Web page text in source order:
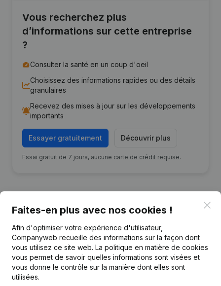
Vous recherchez plus
d’informations sur cette entreprise
?
Consulter la santé en un coup d'oeil
Choisissez des informations rapides ou des détails
granulaires
Recevez des mises à jour sur les développements
importants
Essayer gratuitement Découvrir plus
Essai gratuit de 7 jours, aucune carte de crédit requise.
Date Publication
Faites-en plus avec nos cookies !
Afin d'optimiser votre expérience d'utilisateur,
Companyweb recueille des informations sur la façon dont
vous utilisez ce site web. La politique en matière de cookies
vous permet de savoir quelles informations sont visées et
vous donne le contrôle sur la manière dont elles sont
utilisées.